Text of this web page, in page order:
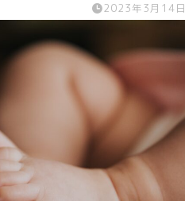
2023年3月14日